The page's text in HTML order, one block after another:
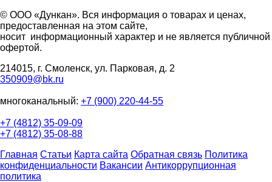
© ООО «Дункан». Вся информация о товарах и ценах,
предоставленная на этом сайте,
носит информационный характер и не является публичной
офертой.
214015, г. Смоленск, ул. Парковая, д. 2
350909@bk.ru
многоканальный: +7 (900) 220-44-55
+7 (4812) 35-09-09
+7 (4812) 35-08-88
Главная Статьи Карта сайта Обратная связь Политика
конфиденциальности Вакансии Антикоррупционная
политика